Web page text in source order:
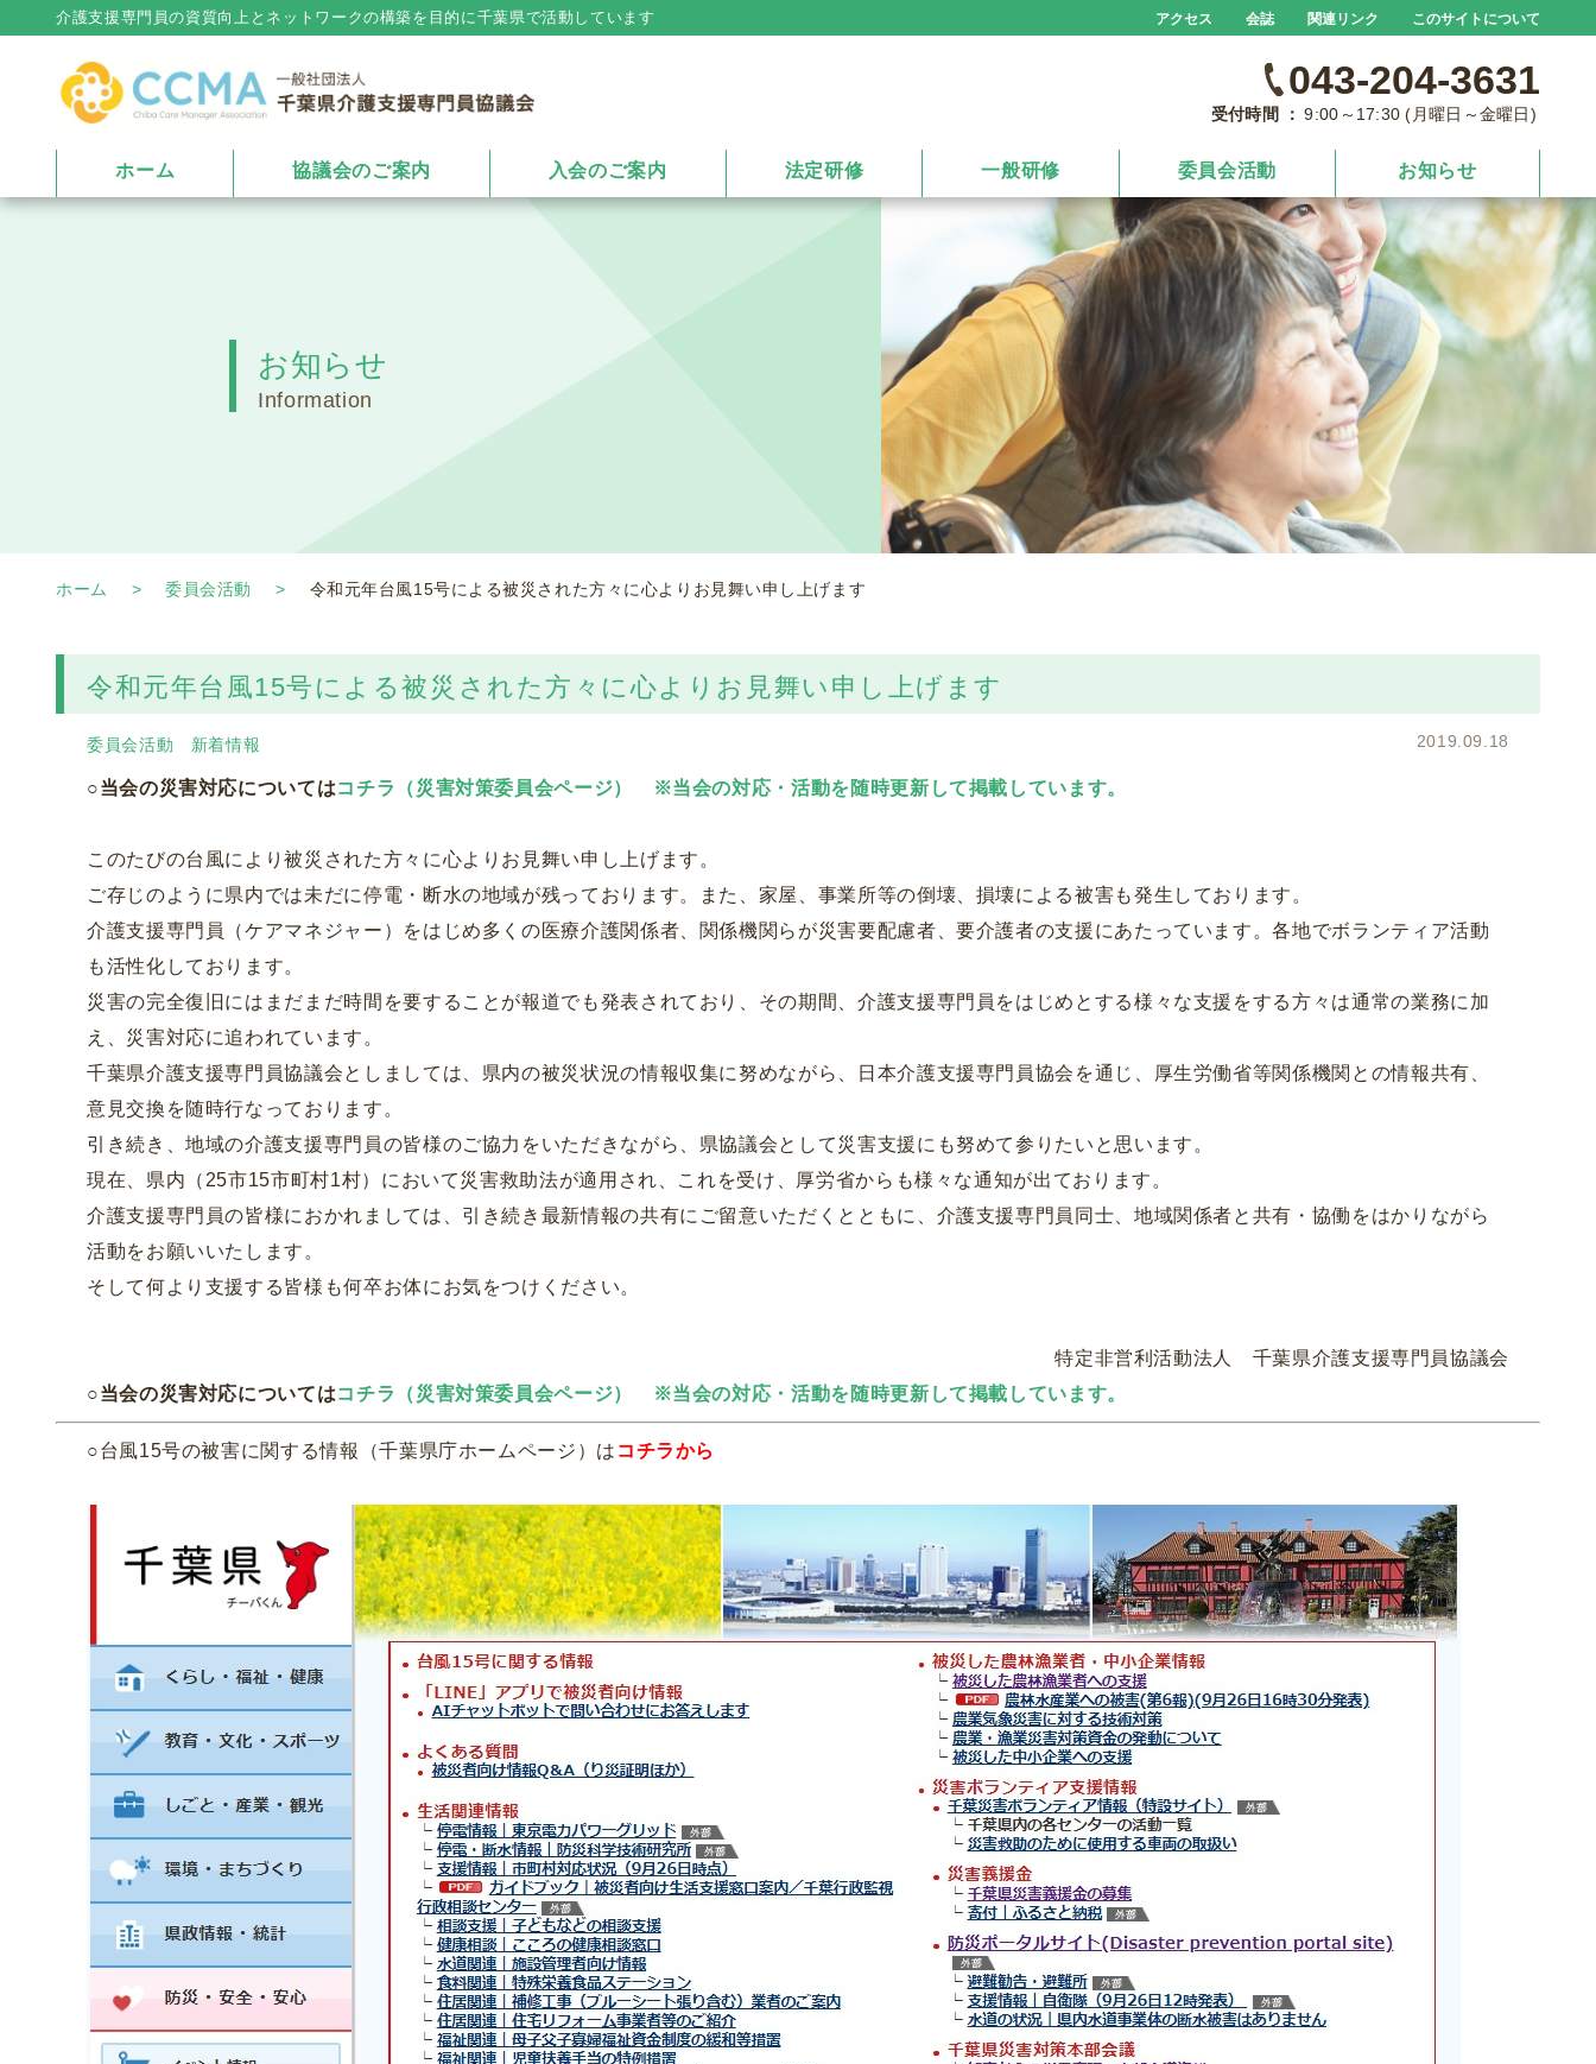
介護⽀援専⾨員の資質向上とネットワークの構築を⽬的に千葉県で活動しています アクセス 会誌 関連リンク このサイトについて
043-204-3631
受付時間 ： 9:00～17:30 (月曜日～金曜日)
ホーム 協議会のご案内 入会のご案内 法定研修 一般研修 委員会活動 お知らせ
お知らせ
Information
ホーム 委員会活動 令和元年台風15号による被災された方々に心よりお見舞い申し上げます
令和元年台風15号による被災された方々に心よりお見舞い申し上げます
委員会活動 新着情報 2019.09.18
○当会の災害対応についてはコチラ（災害対策委員会ページ） ※当会の対応・活動を随時更新して掲載しています。
このたびの台風により被災された方々に心よりお見舞い申し上げます。
ご存じのように県内では未だに停電・断水の地域が残っております。また、家屋、事業所等の倒壊、損壊による被害も発生しております。
介護支援専門員（ケアマネジャー）をはじめ多くの医療介護関係者、関係機関らが災害要配慮者、要介護者の支援にあたっています。各地でボランティア活動
も活性化しております。
災害の完全復旧にはまだまだ時間を要することが報道でも発表されており、その期間、介護支援専門員をはじめとする様々な支援をする方々は通常の業務に加
え、災害対応に追われています。
千葉県介護支援専門員協議会としましては、県内の被災状況の情報収集に努めながら、日本介護支援専門員協会を通じ、厚生労働省等関係機関との情報共有、
意見交換を随時行なっております。
引き続き、地域の介護支援専門員の皆様のご協力をいただきながら、県協議会として災害支援にも努めて参りたいと思います。
現在、県内（25市15市町村1村）において災害救助法が適用され、これを受け、厚労省からも様々な通知が出ております。
介護支援専門員の皆様におかれましては、引き続き最新情報の共有にご留意いただくとともに、介護支援専門員同士、地域関係者と共有・協働をはかりながら
活動をお願いいたします。
そして何より支援する皆様も何卒お体にお気をつけください。
特定非営利活動法人 千葉県介護支援専門員協議会
○当会の災害対応についてはコチラ（災害対策委員会ページ） ※当会の対応・活動を随時更新して掲載しています。
○台風15号の被害に関する情報（千葉県庁ホームページ）は コチラから